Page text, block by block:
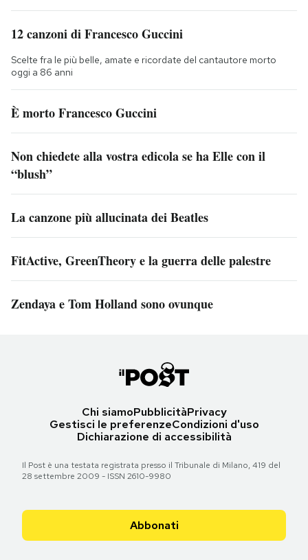
12 canzoni di Francesco Guccini
Scelte fra le più belle, amate e ricordate del cantautore morto
oggi a 86 anni
È morto Francesco Guccini
Non chiedete alla vostra edicola se ha Elle con il
“blush”
La canzone più allucinata dei Beatles
FitActive, GreenTheory e la guerra delle palestre
Zendaya e Tom Holland sono ovunque
Chi siamoPubblicitàPrivacy
Gestisci le preferenzeCondizioni d'uso
Dichiarazione di accessibilità
Il Post è una testata registrata presso il Tribunale di Milano, 419 del
28 settembre 2009 - ISSN 2610-9980
Abbonati